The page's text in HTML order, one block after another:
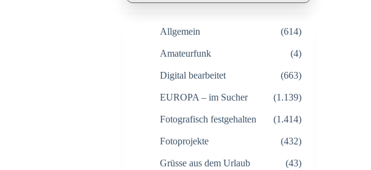
Allgemein (614)
Amateurfunk (4)
Digital bearbeitet (663)
EUROPA – im Sucher (1.139)
Fotografisch festgehalten (1.414)
Fotoprojekte (432)
Grüsse aus dem Urlaub (43)